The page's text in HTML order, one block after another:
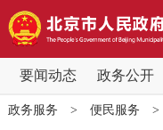
要闻动态 政务公开
要闻动态
党中央精神
政务服务 > 便民服务